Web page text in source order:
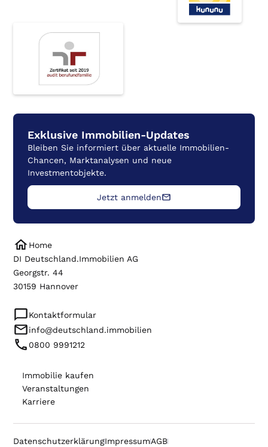
Silvia Becker
Projektkoordination
Vertrieb
Home
DI Deutschland.Immobilien AG
Georgstr. 44
30159 Hannover
Kontaktformular
info@deutschland.immobilien
0800 9991212
Immobilie kaufen
Veranstaltungen
Karriere
Exklusive Immobilien-Updates
Bleiben Sie informiert über aktuelle Immobilien-
Chancen, Marktanalysen und neue
Investmentobjekte.
Jetzt anmelden
DatenschutzerklärungImpressumAGB